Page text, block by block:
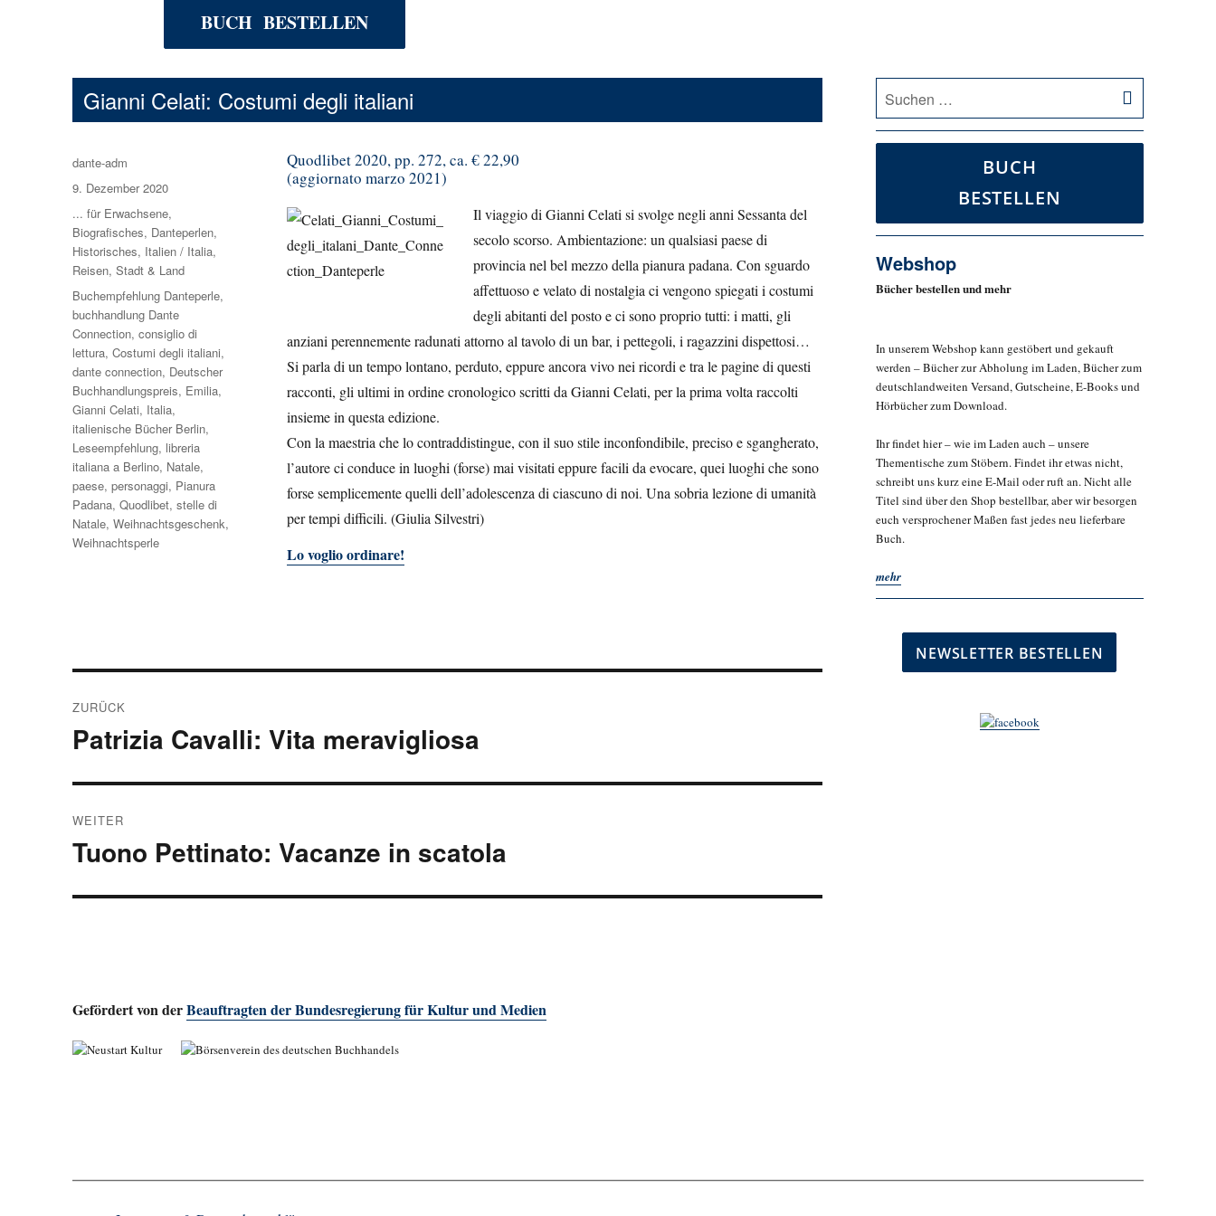
BUCH BESTELLEN
Gianni Celati: Costumi degli italiani
Quodlibet 2020, pp. 272, ca. € 22,90
(aggiornato marzo 2021)
Il viaggio di Gianni Celati si svolge negli anni Sessanta del
secolo scorso. Ambientazione: un qualsiasi paese di
provincia nel bel mezzo della pianura padana. Con sguardo
affettuoso e velato di nostalgia ci vengono spiegati i costumi
degli abitanti del posto e ci sono proprio tutti: i matti, gli
anziani perennemente radunati attorno al tavolo di un bar, i pettegoli, i ragazzini dispettosi…
Si parla di un tempo lontano, perduto, eppure ancora vivo nei ricordi e tra le pagine di questi
racconti, gli ultimi in ordine cronologico scritti da Gianni Celati, per la prima volta raccolti
insieme in questa edizione.
Con la maestria che lo contraddistingue, con il suo stile inconfondibile, preciso e sgangherato,
l’autore ci conduce in luoghi (forse) mai visitati eppure facili da evocare, quei luoghi che sono
forse semplicemente quelli dell’adolescenza di ciascuno di noi. Una sobria lezione di umanità
per tempi difficili. (Giulia Silvestri)
Lo voglio ordinare!
Autor
dante-adm
Veröffentlicht
am
9. Dezember 2020
Kategorien
... für Erwachsene,
Biografisches, Danteperlen,
Historisches, Italien / Italia,
Reisen,Stadt & Land
Schlagwörter
Buchempfehlung Danteperle,
buchhandlung Dante
Connection,consiglio di
lettura,Costumi degli italiani,
dante connection, Deutscher
Buchhandlungspreis, Emilia,
Gianni Celati, Italia,
italienische Bücher Berlin,
Leseempfehlung, libreria
italiana a Berlino, Natale,
paese,personaggi, Pianura
Padana,Quodlibet,stelle di
Natale,Weihnachtsgeschenk,
Weihnachtsperle
ZURÜCK
Vorheriger
Patrizia Cavalli: Vita meravigliosa
WEITER
Nächster
Tuono Pettinato: Vacanze in scatola
Gefördert von derBeauftragten der Bundesregierung für Kultur und Medien
nach:
BUCH
BESTELLEN
Webshop
Bücher bestellen und mehr
In unserem Webshop kann gestöbert und gekauft
werden – Bücher zur Abholung im Laden, Bücher zum
deutschlandweiten Versand, Gutscheine, E-Books und
Hörbücher zum Download.
Ihr findet hier – wie im Laden auch – unsere
Thementische zum Stöbern. Findet ihr etwas nicht,
schreibt uns kurz eine E-Mail oder ruft an. Nicht alle
Titel sind über den Shop bestellbar, aber wir besorgen
euch versprochener Maßen fast jedes neu lieferbare
Buch.
mehr